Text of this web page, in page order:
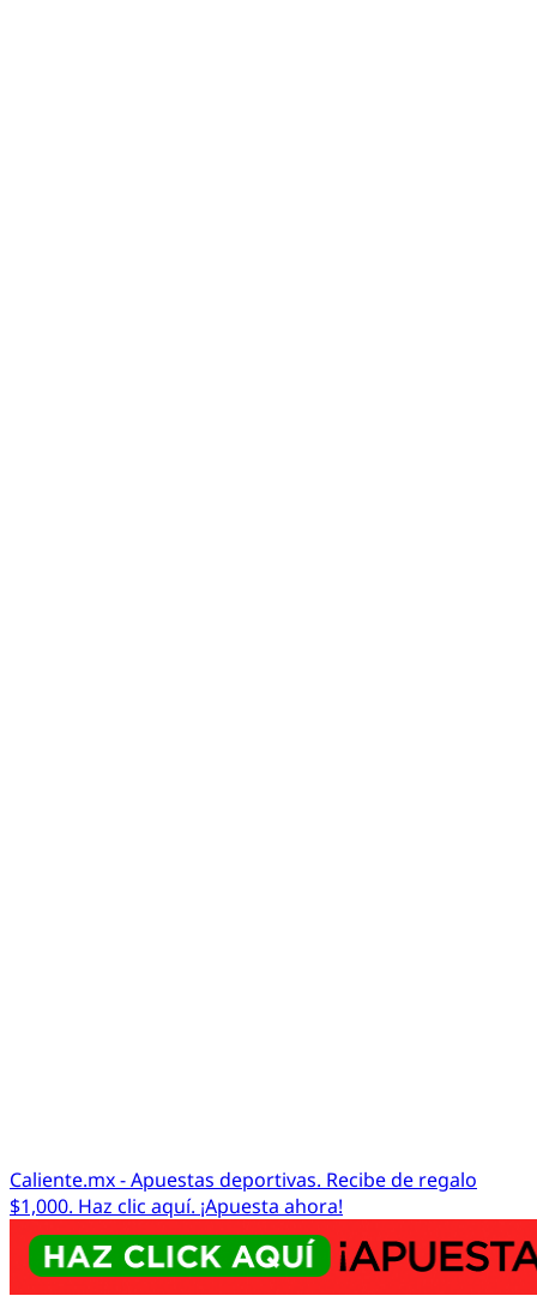
Caliente.mx - Apuestas deportivas. Recibe de regalo
$1,000. Haz clic aquí. ¡Apuesta ahora!